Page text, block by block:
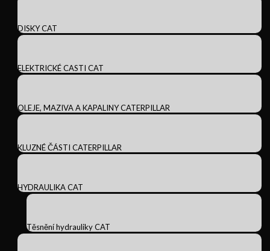
DISKY CAT
ELEKTRICKÉ CASTI CAT
OLEJE, MAZIVA A KAPALINY CATERPILLAR
KLUZNÉ ČÁSTI CATERPILLAR
HYDRAULIKA CAT
Těsnění hydrauliky CAT